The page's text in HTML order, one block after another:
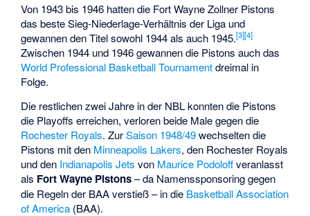
Von 1943 bis 1946 hatten die Fort Wayne Zollner Pistons
das beste Sieg-Niederlage-Verhältnis der Liga und
gewannen den Titel sowohl 1944 als auch 1945.[3][4]
Zwischen 1944 und 1946 gewannen die Pistons auch das
World Professional Basketball Tournamentdreimal in
Folge.
Die restlichen zwei Jahre in der NBL konnten die Pistons
die Playoffs erreichen, verloren beide Male gegen die
Rochester Royals. ZurSaison 1948/49wechselten die
Pistons mit den Minneapolis Lakers, den Rochester Royals
und den Indianapolis Jets von Maurice Podoloffveranlasst
als Fort Wayne Pistons– da Namenssponsoring gegen
die Regeln der BAA verstieß – in die Basketball Association
of America (BAA).